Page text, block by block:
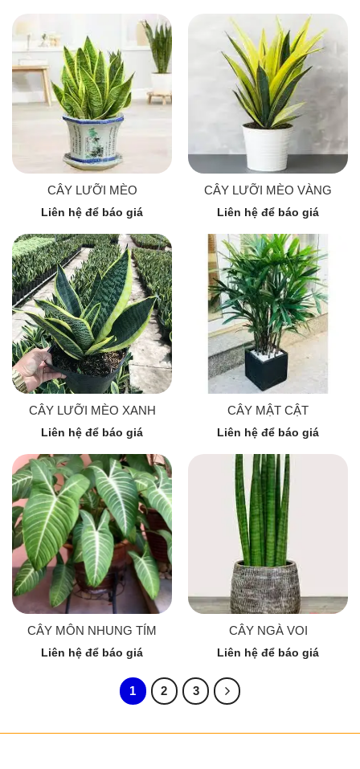
CÂY LƯỠI MÈO
Liên hệ để báo giá
CÂY LƯỠI MÈO VÀNG
Liên hệ để báo giá
CÂY LƯỠI MÈO XANH
Liên hệ để báo giá
CÂY MẬT CẬT
Liên hệ để báo giá
CÂY MÔN NHUNG TÍM
Liên hệ để báo giá
CÂY NGÀ VOI
Liên hệ để báo giá
1 2 3